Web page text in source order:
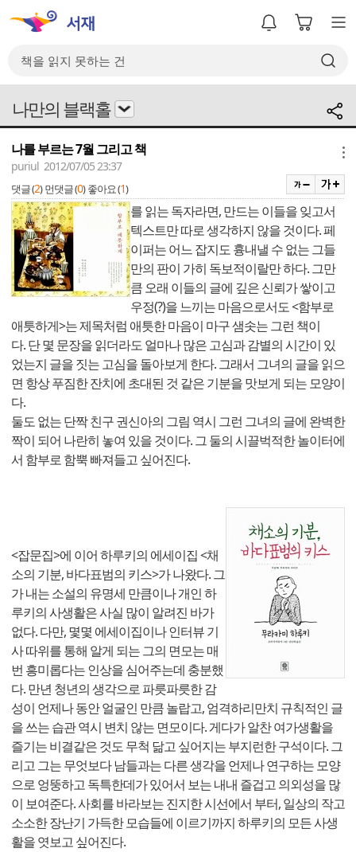
나만의 블랙홀
나를 부르는 7월 그리고 책
puriul 2012/07/05 23:37
댓글 (2) 먼댓글 (0) 좋아요 (1)
를 읽는 독자라면, 만드는 이들을 잊고서
텍스트만 따로 생각하지 않을 것이다. 페
이퍼는 어느 잡지도 흉내낼 수 없는 그들
만의 판이 가히 독보적이랄만 하다. 그만
큼 오래 이들의 글에 깊은 신뢰가 쌓이고
우정(?)을 느끼는 마음으로서도 <함부로
애틋하게>는 제목처럼 애틋한 마음이 마구 샘솟는 그런 책이
다. 단 몇 문장을 읽더라도 얼마나 많은 고심과 감별의 시간이 있
었는지 글을 짓는 고심을 돌아보게 한다. 그래서 그녀의 글을 읽으
면 항상 푸짐한 잔치에 초대된 것 같은 기분을 맛보게 되는 모양이
다.
둘도 없는 단짝 친구 권신아의 그림 역시 그런 그녀의 글에 완벽한
짝이 되어 나란히 놓여 있을 것이다. 그 둘의 시끌벅적한 놀이터에
서 함부로 함뿍 빠져들고 싶어진다.
<잡문집>에 이어 하루키의 에세이집 <채
소의 기분, 바다표범의 키스>가 나왔다. 그
가 내는 소설의 유명세 만큼이나 개인 하
루키의 사생활은 사실 많이 알려진 바가
없다. 다만, 몇몇 에세이집이나 인터뷰 기
사 따위를 통해 알게 되는 그의 면모는 매
번 흥미롭다는 인상을 심어주는데 충분했
다. 만년 청년의 생각으로 파릇파릇한 감
성이 언제나 동안 얼굴인 만큼 놀랍고, 엄격하리만치 규칙적인 글
을 쓰는 습관 역시 변치 않는 면모이다. 게다가 알찬 여가생활을
즐기는 비결같은 것도 무척 닮고 싶어지는 부지런한 구석이다. 그
리고 그는 무엇보다 남들과는 다른 생각을 언제나 연구하는 모양
으로 엉뚱하고 독특한데가 있어서 보는 내내 즐겁고 의외성을 많
이 보여준다. 사회를 바라보는 진지한 시선에서 부터, 일상의 작고
소소한 장난기 가득한 모습들에 이르기까지 하루키의 모든 사생
활을 엿보고 싶어진다.